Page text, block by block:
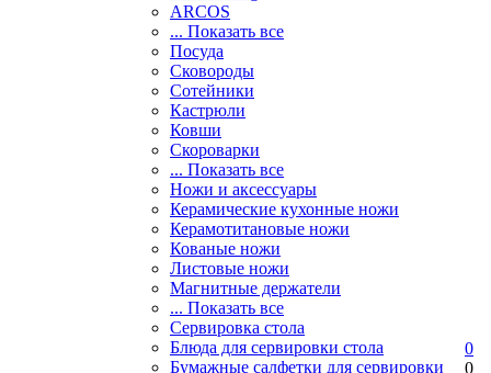
ARCOS
... Показать все
Посуда
Сковороды
Сотейники
Кастрюли
Ковши
Скороварки
... Показать все
Ножи и аксессуары
Керамические кухонные ножи
Керамотитановые ножи
Кованые ножи
Листовые ножи
Магнитные держатели
... Показать все
Сервировка стола
Блюда для сервировки стола
Бумажные салфетки для сервировки
0
0